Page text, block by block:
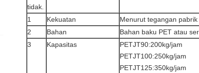
tidak.
1 Kekuatan
Menurut tegangan
2
Bahan
Bahan baku PET atau
3
Kapasitas
PETJT90:200kg/jam
PETJT100:250kg/jam
PETJT125:350kg/jam